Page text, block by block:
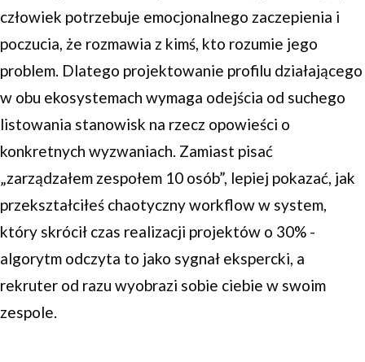
człowiek potrzebuje emocjonalnego zaczepienia i
poczucia, że rozmawia z kimś, kto rozumie jego
problem. Dlatego projektowanie profilu działającego
w obu ekosystemach wymaga odejścia od suchego
listowania stanowisk na rzecz opowieści o
konkretnych wyzwaniach. Zamiast pisać
„zarządzałem zespołem 10 osób”, lepiej pokazać, jak
przekształciłeś chaotyczny workflow w system,
który skrócił czas realizacji projektów o 30% -
algorytm odczyta to jako sygnał ekspercki, a
rekruter od razu wyobrazi sobie ciebie w swoim
zespole.